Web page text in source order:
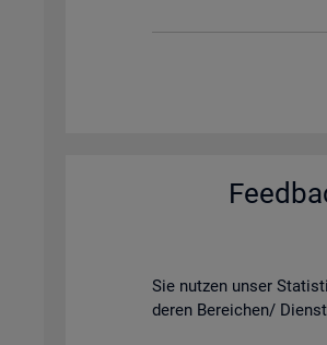
Sie nut­zen unser
de­ren Be­rei­chen/